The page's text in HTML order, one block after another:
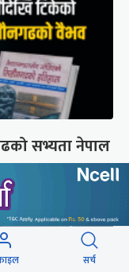
सभ्यता नेपाल
सर्च